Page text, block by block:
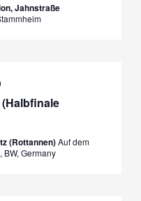
Jahnstraße
(Rottannen)Auf dem
BW, Germany